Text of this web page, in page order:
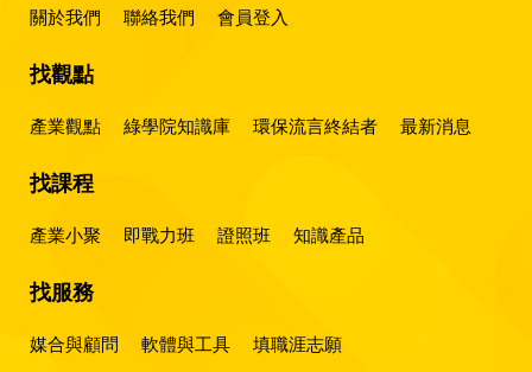
關於我們 聯絡我們 會員登入
找觀點
產業觀點 綠學院知識庫 環保流言終結者 最新消息
找課程
產業小聚 即戰力班 證照班 知識產品
找服務
媒合與顧問 軟體與工具 填職涯志願